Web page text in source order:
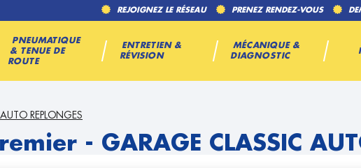
REJOIGNEZ LE RÉSEAU PRENEZ RENDEZ-VOUS
PNEUMATIQUE
& TENUE DE
ROUTE
ENTRETIEN &
RÉVISION
MÉCANIQUE &
DIAGNOSTIC
REPLONGES
- GARAGE CLASSIC